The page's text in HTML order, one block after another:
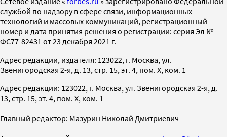
службой по надзору в сфере связи, информационных
технологий и массовых коммуникаций, регистрационный
номер и дата принятия решения о регистрации: серия Эл №
ФС77-82431 от 23 декабря 2021 г.
Адрес редакции, издателя: 123022, г. Москва, ул.
Звенигородская 2-я, д. 13, стр. 15, эт. 4, пом. X, ком. 1
Адрес редакции: 123022, г. Москва, ул. Звенигородская 2-я, д.
13, стр. 15, эт. 4, пом. X, ком. 1
Главный редактор: Мазурин Николай Дмитриевич